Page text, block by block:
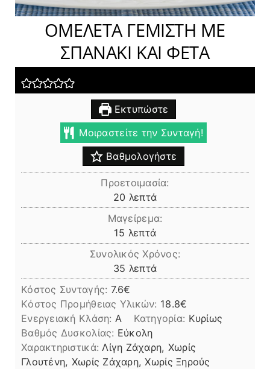
ΟΜΕΛΕΤΑ ΓΕΜΙΣΤΗ ΜΕ
ΣΠΑΝΑΚΙ ΚΑΙ ΦΕΤΑ
Εκτυπώστε
Μοιραστείτε την Συνταγή!
Βαθμολογήστε
Προετοιμασία:
20 λεπτά
λεπτά
Μαγείρεμα:
15 λεπτά
λεπτά
Συνολικός Χρόνος:
35 λεπτά
λεπτά
Κόστος Συνταγής: 7.6€
Kόστος Προμήθειας Υλικών: 18.8
Ενεργειακή Κλάση: A Κατηγορία: Κυρίως
Βαθμός Δυσκολίας: Εύκολη
Χαρακτηριστικά: Λίγη Ζάχαρη, Χωρίς
Γλουτένη, Χωρίς Ζάχαρη, Χωρίς Ξηρούς